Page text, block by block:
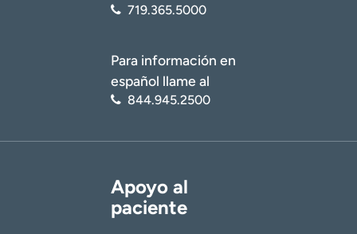
719.365.5000
Para información en
español llame al
844.945.2500
Apoyo al
paciente